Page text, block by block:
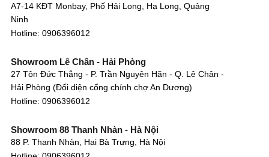
A7-14 KĐT Monbay, Phố Hải Long, Hạ Long, Quảng
Ninh
Hotline: 0906396012
Showroom Lê Chân - Hải Phòng
27 Tôn Đức Thắng - P. Trần Nguyên Hãn - Q. Lê Chân -
Hải Phòng (Đối diện cổng chính chợ An Dương)
Hotline: 0906396012
Showroom 88 Thanh Nhàn - Hà Nội
88 P. Thanh Nhàn, Hai Bà Trưng, Hà Nội